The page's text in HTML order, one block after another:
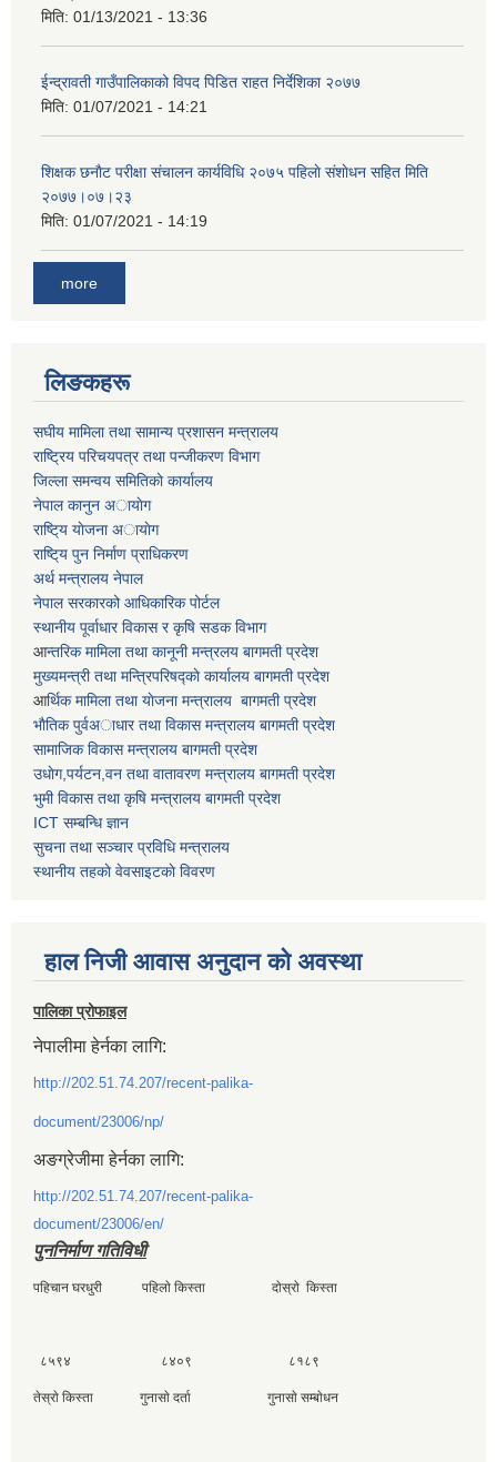
मिति: 01/13/2021 - 13:36
ईन्द्रावती गाउँपालिकाको विपद पिडित राहत निर्देशिका २०७७
मिति: 01/07/2021 - 14:21
शिक्षक छनाैट परीक्षा संचालन कार्यविधि २०७५ पहिलाे स‌ंशाेधन सहित मिति
२०७७।०७।२३
मिति: 01/07/2021 - 14:19
more
लिङकहरू
स‌घीय मामिला तथा सामान्य प्रशासन मन्त्रालय
राष्ट्रिय परिचयपत्र तथा पन्जीकरण विभाग
जिल्ला समन्वय समितिकाे कार्यालय
नेपाल कानुन अायाेग
राष्टि्य याेजना अायाेग
राष्टि्य पुन निर्माण प्राधिकरण
अर्थ मन्त्रालय नेपाल
नेपाल सरकारको आधिकारिक पोर्टल
स्थानीय पूर्वाधार विकास र कृषि सडक विभाग
आन्तरिक मामिला तथा कानूनी मन्त्रलय बागमती प्रदेश
मुख्यमन्त्री तथा मन्त्रिपरिषद्काे कार्यालय बागमती प्रदेश
आर्थिक मामिला तथा याेजना मन्त्रालय बागमती प्रदेश
भाैतिक पुर्वअाधार तथा विकास मन्त्रालय बागमती प्रदेश
सामाजिक विकास मन्त्रालय बागमती प्रदेश
उधाेग,पर्यटन,वन तथा वातावरण मन्त्रालय बागमती प्रदेश
भुमी विकास तथा कृषि मन्त्रालय बागमती प्रदेश
ICT सम्बन्धि ज्ञान
सुचना तथा सञ्चार प्रविधि मन्त्रालय
स्थानीय तहकाे वेवसाइटकाे विवरण
हाल निजी आवास अनुदान काे अवस्था
पालिका प्रोफाइल
नेपालीमा हेर्नका लागि:
http://202.51.74.207/recent-palika-
document/23006/np/
अङग्रेजीमा हेर्नका लागि:
http://202.51.74.207/recent-palika-
document/23006/en/
पुननिर्माण गतिविधी
पहिचान घरधुरी पहिलाे किस्ता दाेस्राे किस्ता
८५९४ ८४०९ ८१८९
तेस्राे किस्ता गुनासाे दर्ता गुनासाे सम्बाेधन